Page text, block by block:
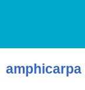
amphicarpa